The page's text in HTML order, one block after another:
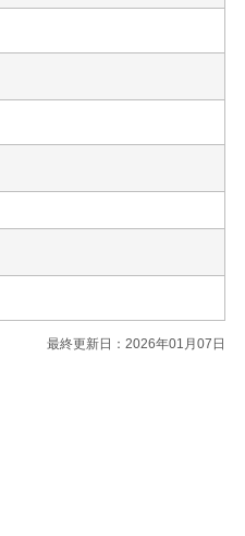
最終更新日：2026年01月07日